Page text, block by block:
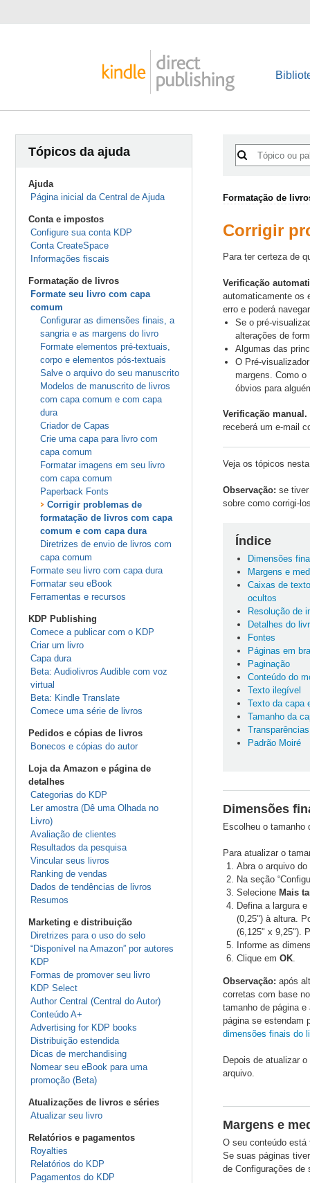
Tópicos da ajuda
Ajuda
Página inicial da Central de Ajuda
Conta e impostos
Configure sua conta KDP
Conta CreateSpace
Informações fiscais
Formatação de livros
Formate seu livro com capa
comum
Configurar as dimensões finais, a
sangria e as margens do livro
Formate elementos pré-textuais,
corpo e elementos pós-textuais
Salve o arquivo do seu manuscrito
Modelos de manuscrito de livros
com capa comum e com capa
dura
Criador de Capas
Crie uma capa para livro com
capa comum
Formatar imagens em seu livro
com capa comum
Paperback Fonts
Corrigir problemas de
formatação de livros com capa
comum e com capa dura
Diretrizes de envio de livros com
capa comum
Formate seu livro com capa dura
Formatar seu eBook
Ferramentas e recursos
KDP Publishing
Comece a publicar com o KDP
Criar um livro
Capa dura
Beta: Audiolivros Audible com voz
virtual
Beta: Kindle Translate
Comece uma série de livros
Pedidos e cópias de livros
Bonecos e cópias do autor
Loja da Amazon e página de
detalhes
Categorias do KDP
Ler amostra (Dê uma Olhada no
Livro)
Avaliação de clientes
Resultados da pesquisa
Vincular seus livros
Ranking de vendas
Dados de tendências de livros
Resumos
Marketing e distribuição
Diretrizes para o uso do selo
“Disponível na Amazon” por autores
KDP
Formas de promover seu livro
KDP Select
Author Central (Central do Autor)
Conteúdo A+
Advertising for KDP books
Distribuição estendida
Dicas de merchandising
Nomear seu eBook para uma
promoção (Beta)
Atualizações de livros e séries
Atualizar seu livro
Relatórios e pagamentos
Royalties
Relatórios do KDP
Pagamentos do KDP
Formatação de
Corrigir
Para ter certeza de
Verificação
automaticamente os
erro e poderá
Se o pré-
alterações de
Algumas das
O Pré-
margens. Como
óbvios para
Verificação manual.
receberá um e-mail
Veja os tópicos
Observação: se
sobre como corrigi-
Índice
Dimensões
Margens e
Caixas de
ocultos
Resolução de
Detalhes do
Fontes
Páginas em
Paginação
Conteúdo do
Texto ilegível
Texto da capa
Tamanho da
Transparências
Padrão Moiré
Dimensões
Escolheu o tamanho
Para atualizar o
Abra o arquivo do
Na seção
Selecione Mais
Defina a largura
(0,25") à altura.
(6,125" x 9,25").
Informe as
Clique em OK.
Observação: após
corretas com base
tamanho de página
página se estendam
dimensões finais do
Depois de atualizar
arquivo.
Margens e
O seu conteúdo está
Se suas páginas
de Configurações de